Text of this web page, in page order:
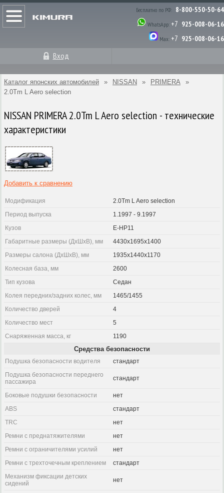
Бесплатно по РФ: 8-800-550-50-64
WhatsApp: +7 925-008-06-16
Max: +7 925-008-06-16
Вход
Каталог японских автомобилей » NISSAN » PRIMERA
»
2.0Tm L Aero selection
NISSAN PRIMERA 2.0Tm L Aero selection - технические
характеристики
Добавить к сравнению
Модификация
2.0Tm L Aero selection
Период выпуска
1.1997 - 9.1997
Кузов
E-HP11
Габаритные размеры (ДхШхВ), мм
4430x1695x1400
Размеры салона (ДхШхВ), мм
1935x1440x1170
Колесная база, мм
2600
Тип кузова
Седан
Колея передних/задних колес, мм
1465/1455
Количество дверей
4
Количество мест
5
Снаряженная масса, кг
1190
Средства безопасности
Подушка безопасности водителя
стандарт
Подушка безопасности переднего
пассажира
стандарт
Боковые подушки безопасности
нет
ABS
стандарт
TRC
нет
Ремни с преднатяжителями
нет
Ремни с ограничителями усилий
нет
Ремни с трехточечным креплением
стандарт
Механизм фиксации детских
сидений
нет